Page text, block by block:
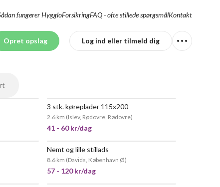
fungerer HyggloForsikringFAQ - ofte stillede spørgsmålKontakt
Opret opslag Log ind eller tilmeld dig
3 stk. køreplader 115x200
2.6 km (Islev, Rødovre, Rødovre)
41 - 60 kr/dag
Nemt og lille stillads
8.6 km (Davids, København Ø)
57 - 120 kr/dag